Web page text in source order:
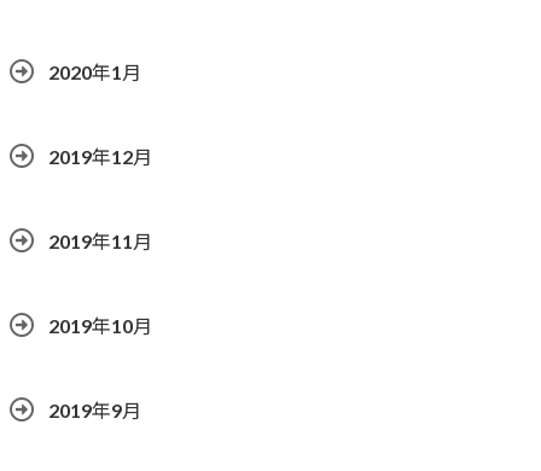
2020年1月
2019年12月
2019年11月
2019年10月
2019年9月